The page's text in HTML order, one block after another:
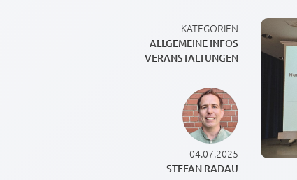
KATEGORIEN
ALLGEMEINE INFOS
VERANSTALTUNGEN
04.07.2025
STEFAN RADAU